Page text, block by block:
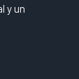
y un